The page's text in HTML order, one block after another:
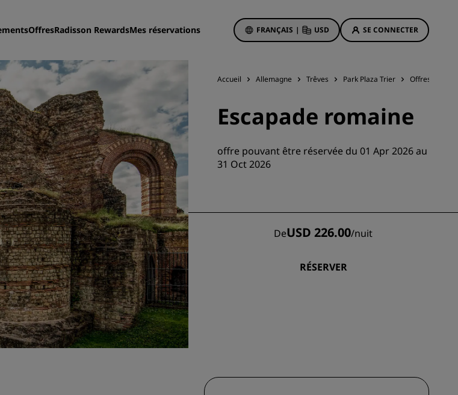
OffresRadisson RewardsMes réservations FRANÇAIS | USD SE CONNECTER
Trouvez votre hôtel
Destinations
Resorts
Appartements hôteliers
Hôtels d'aéroport
Nouveaux et futurs hôtels
Réunions et événements
Découvrez Radisson Meetings
Réservez une salle de réunion
Demander un devis
Pour les événements
Solutions d’entreprise
Découvrez nos offres
instants
Idées de voyage
Hôtels adaptés aux familles
Accueil Allemagne Trêves Park Plaza Trier Offres
Escapade romaine
offre pouvant être réservée du 01 Apr 2026 au
31 Oct 2026
DeUSD 226.00/nuit
RÉSERVER